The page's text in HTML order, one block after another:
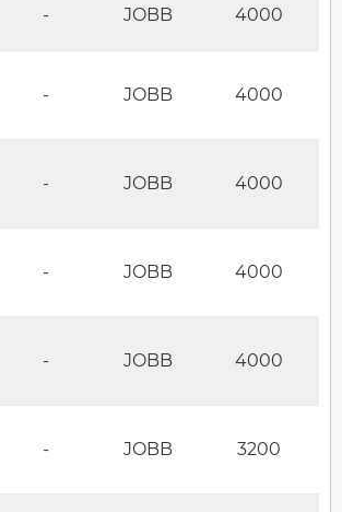
- JOBB 4000
- JOBB 4000
- JOBB 4000
- JOBB 4000
- JOBB 4000
- JOBB 3200